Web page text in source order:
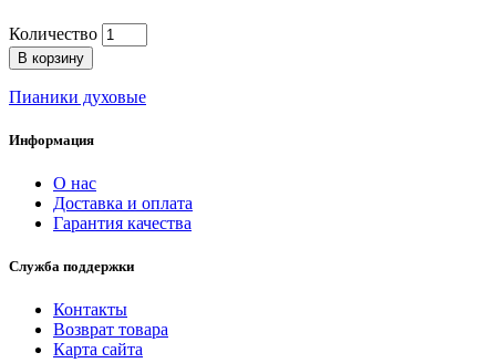
Количество
В корзину
Пианики духовые
Информация
О нас
Доставка и оплата
Гарантия качества
Служба поддержки
Контакты
Возврат товара
Карта сайта